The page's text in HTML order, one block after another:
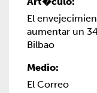
El
aumentar un
Bilbao
El Correo